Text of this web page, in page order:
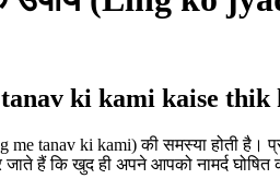
ki kami kaise thik
tanav ki kami) की समस्या होती
जाते हैं कि खुद ही अपने आपको नामर्द